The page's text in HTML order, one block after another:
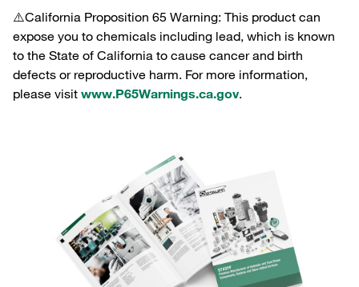
⚠️California Proposition 65 Warning: This product can
expose you to chemicals including lead, which is known
to the State of California to cause cancer and birth
defects or reproductive harm. For more information,
please visit www.P65Warnings.ca.gov.